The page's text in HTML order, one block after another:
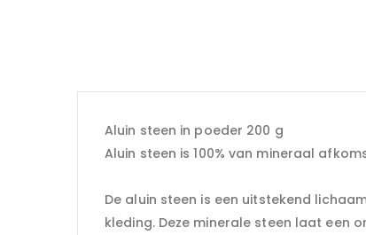
Aluin steen in poeder 200 g
Aluin steen is 100% van mineraal
De aluin steen is een uitstekend
kleding. Deze minerale steen laat een